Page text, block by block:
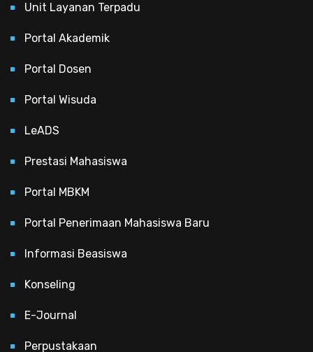
Unit Layanan Terpadu
Portal Akademik
Portal Dosen
Portal Wisuda
LeADS
Prestasi Mahasiswa
Portal MBKM
Portal Penerimaan Mahasiswa Baru
Informasi Beasiswa
Konseling
E-Journal
Perpustakaan